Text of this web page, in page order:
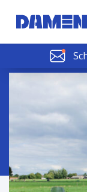
SCHELDE
Nieuws of